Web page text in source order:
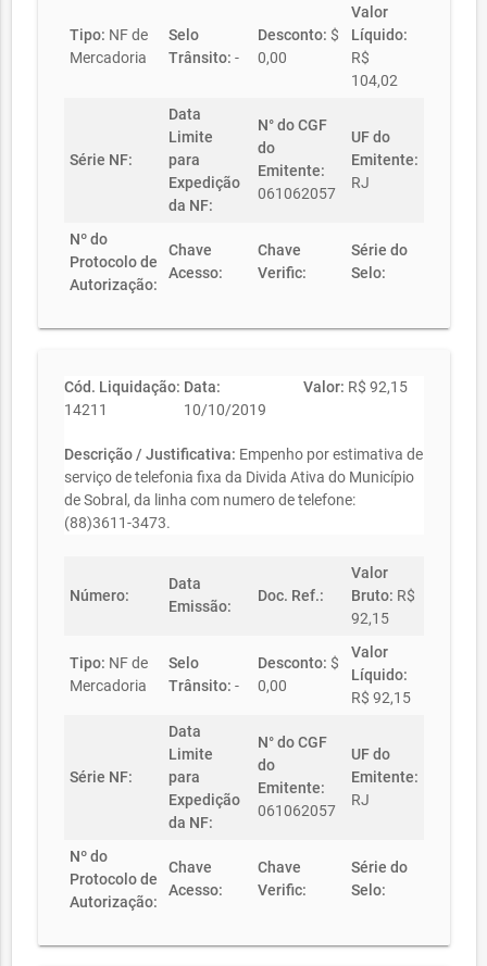
Tipo: NF de
Mercadoria
Selo
Trânsito: -
Desconto: $
0,00
Valor
Líquido:
R$
104,02
Série NF:
Data
Limite
para
Expedição
da NF:
N° do CGF
do
Emitente:
061062057
UF do
Emitente:
RJ
Nº do
Protocolo de
Autorização:
Chave
Acesso:
Chave
Verific:
Série do
Selo:
Cód. Liquidação:
14211
Data:
10/10/2019
Valor: R$ 92,15
Descrição / Justificativa: Empenho por estimativa de
serviço de telefonia fixa da Divida Ativa do Município
de Sobral, da linha com numero de telefone:
(88)3611-3473.
Número:
Data
Emissão:
Doc. Ref.:
Valor
Bruto: R$
92,15
Tipo: NF de
Mercadoria
Selo
Trânsito: -
Desconto: $
0,00
Valor
Líquido:
R$ 92,15
Série NF:
Data
Limite
para
Expedição
da NF:
N° do CGF
do
Emitente:
061062057
UF do
Emitente:
RJ
Nº do
Protocolo de
Autorização:
Chave
Acesso:
Chave
Verific:
Série do
Selo: